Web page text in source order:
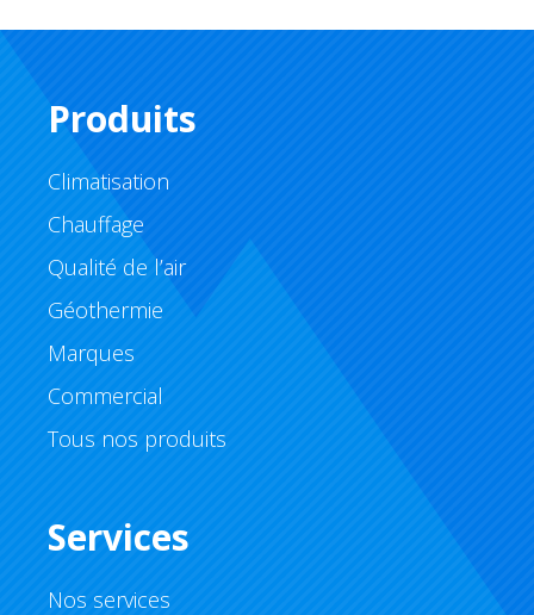
Produits
Climatisation
Chauffage
Qualité de l’air
Géothermie
Marques
Commercial
Tous nos produits
Services
Nos services